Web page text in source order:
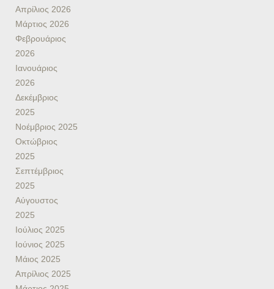
Απρίλιος 2026
Μάρτιος 2026
Φεβρουάριος
2026
Ιανουάριος
2026
Δεκέμβριος
2025
Νοέμβριος 2025
Οκτώβριος
2025
Σεπτέμβριος
2025
Αύγουστος
2025
Ιούλιος 2025
Ιούνιος 2025
Μάιος 2025
Απρίλιος 2025